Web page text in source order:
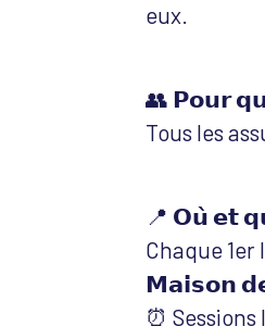
eux.
👥 𝗣𝗼𝘂𝗿
Tous les
📍 𝗢𝘂̀ 𝗲𝘁
Chaque 1er
𝗠𝗮𝗶𝘀𝗼𝗻
⏰